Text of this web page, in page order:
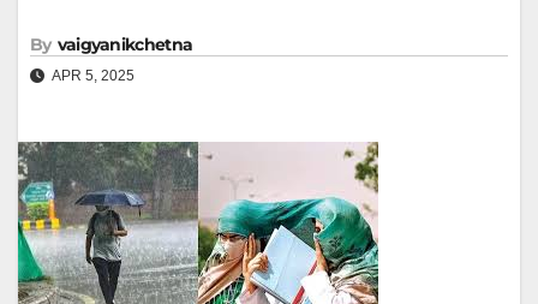
By vaigyanikchetna
APR 5, 2025